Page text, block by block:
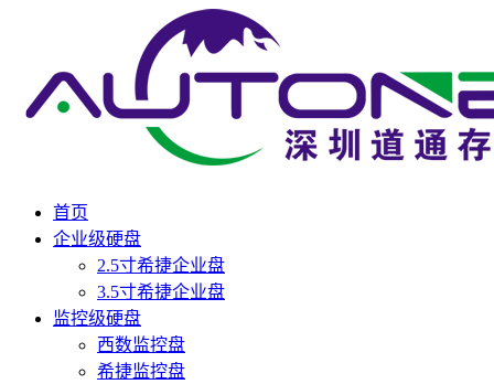
首页
企业级硬盘
2.5寸希捷企业盘
3.5寸希捷企业盘
监控级硬盘
西数监控盘
希捷监控盘